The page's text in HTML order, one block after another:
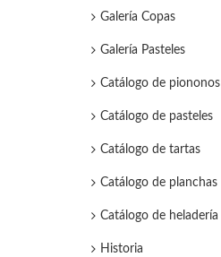
Galería Copas
Galería Pasteles
Catálogo de piononos
Catálogo de pasteles
Catálogo de tartas
Catálogo de planchas
Catálogo de heladería
Historia